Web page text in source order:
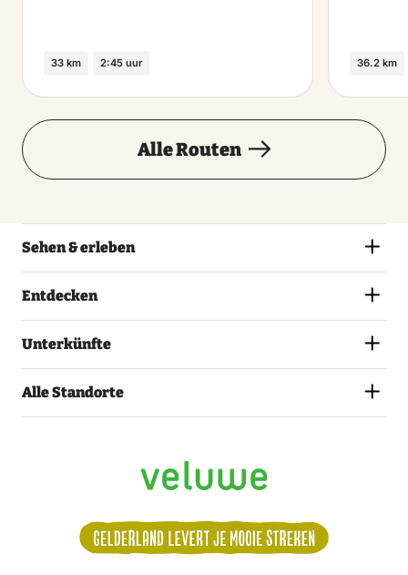
33 km 2:45 uur 36.2 km
Alle Routen
Sehen & erleben
Entdecken
Unterkünfte
Alle Standorte